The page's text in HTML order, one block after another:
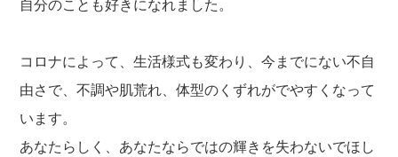
コロナによって、生活様式も変わり、今までにない不自
由さで、不調や肌荒れ、体型のくずれがでやすくなって
います。
あなたらしく、あなたならではの輝きを失わないでほし